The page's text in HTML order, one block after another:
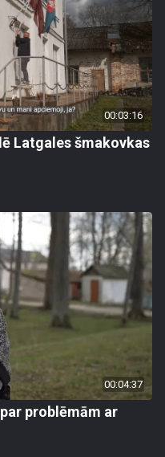
00:03:16
Latgales šmakovkas
00:04:37
problēmām ar